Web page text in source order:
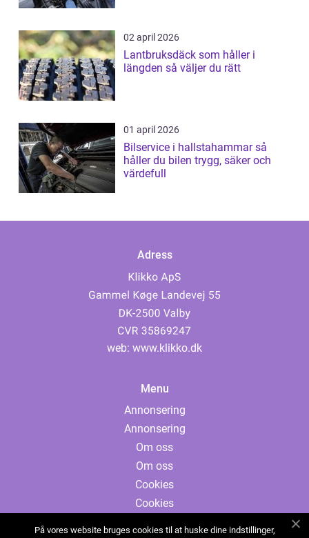
02 april 2026
Lantbruksdäck som håller i
längden så väljer du rätt
01 april 2026
Bilservice i hallstahammar så
håller du bilen trygg, säker och
värdefull
Adress
web: www.klikko.dk
Menu
Annonsering
Annonsering
Om oss
Om oss
Cookies
Cookies
På vores website bruges cookies til at huske dine indstillinger,